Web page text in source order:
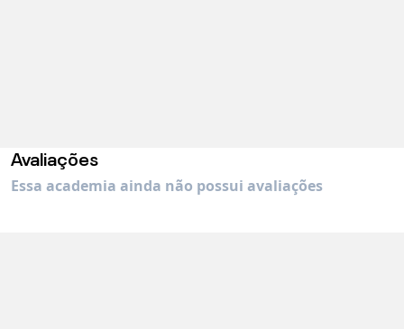
Avaliações
Essa academia ainda não possui avaliações